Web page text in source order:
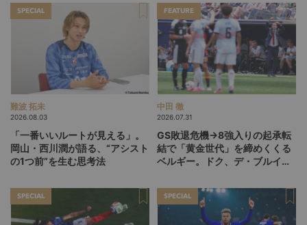
SPECIAL
難波 拓未
2026.08.03
「一番いいルートが見える」。
岡山・西川潤が語る、“アシスト
の1つ前”を生む思考法
FEATURE
中田 徹
2026.07.31
GS敗退危機→8強入りの起承転
結で「黄金世代」を締めくくる
ベルギー。ドク、デ・ブルイネ
ディ・ガルシア劇場の裏側
SPECIAL SPECIAL